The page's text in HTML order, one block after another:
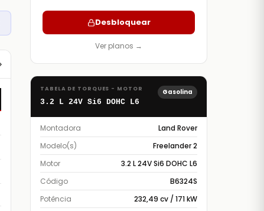
Válvulas Comando de Válvulas
Desbloquear
Ver planos →
TABELA DE TORQUES - MOTOR
3.2 L 24V Si6 DOHC L6
Gasolina
Montadora
Land Rover
Modelo(s)
Freelander 2
Motor
3.2 L 24V Si6 DOHC L6
Código
B6324S
Potência
232,49 cv / 171 kW